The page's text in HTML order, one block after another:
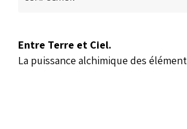
Entre Terre et Ciel.
La puissance alchimique des